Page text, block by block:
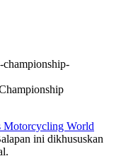
Motorcycling World
ini dikhususkan